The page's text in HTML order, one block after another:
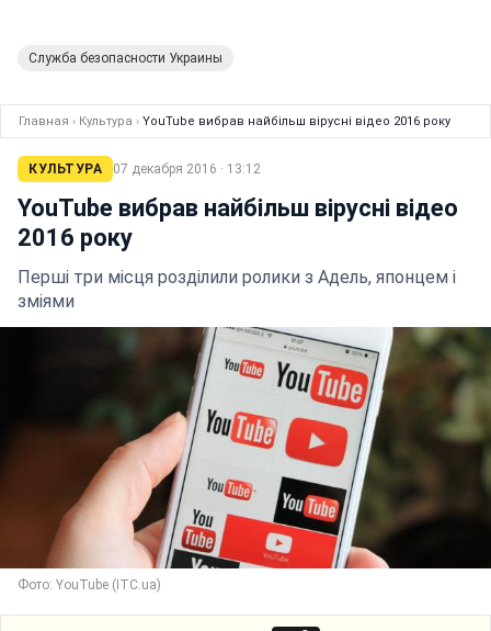
Служба безопасности Украины
Главная › Культура › YouTube вибрав найбільш вірусні відео 2016 року
КУЛЬТУРА 07 декабря 2016 · 13:12
YouTube вибрав найбільш вірусні відео
2016 року
Перші три місця розділили ролики з Адель, японцем і
зміями
Фото: YouTube (ITC.ua)